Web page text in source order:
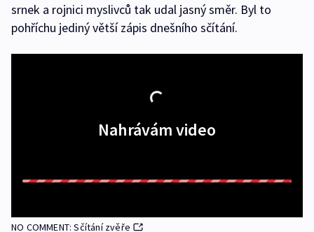
srnek a rojnici myslivců tak udal jasný směr. Byl to
pohříchu jediný větší zápis dnešního sčítání.
Nahrávám video
NO COMMENT: Sčítání zvěře